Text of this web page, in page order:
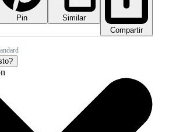
Pin
Similar
Compartir